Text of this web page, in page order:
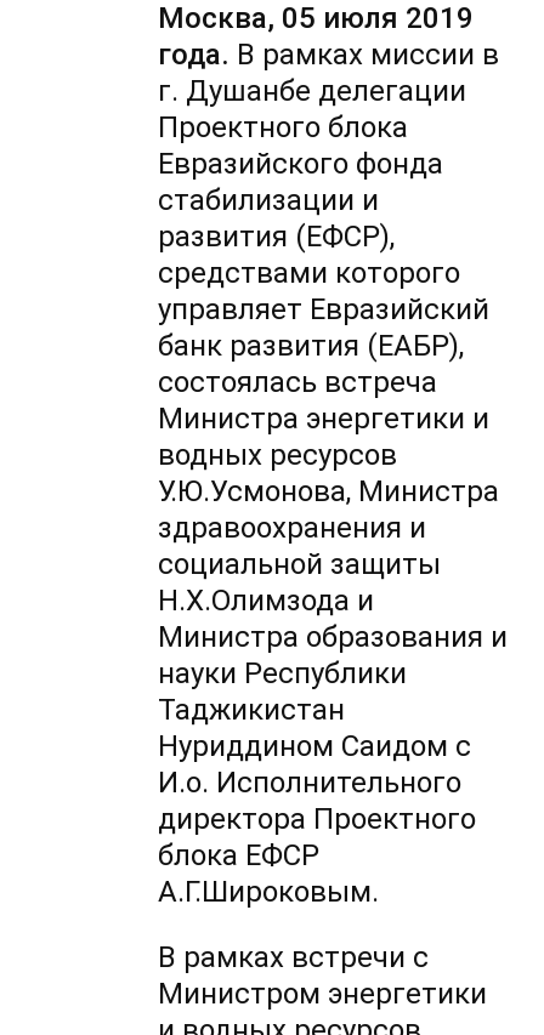
Москва, 05 июля 2019
года. В рамках миссии в
г. Душанбе делегации
Проектного блока
Евразийского фонда
стабилизации и
развития (ЕФСР),
средствами которого
управляет Евразийский
банк развития (ЕАБР),
состоялась встреча
Министра энергетики и
водных ресурсов
У.Ю.Усмонова, Министра
здравоохранения и
социальной защиты
Н.Х.Олимзода и
Министра образования и
науки Республики
Таджикистан
Нуриддином Саидом с
И.о. Исполнительного
директора Проектного
блока ЕФСР
А.Г.Широковым.
В рамках встречи с
Министром энергетики